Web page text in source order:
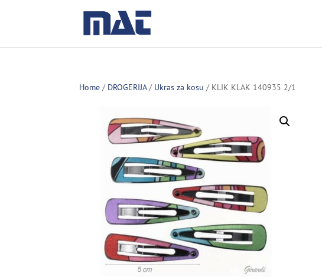
Home / DROGERIJA/ Ukras za kosu / KLIK KLAK 140935 2/1